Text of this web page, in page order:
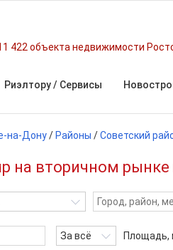
422 объекта недвижимости
Риэлтору / Сервисы
на-Дону/ Районы /Советский
на вторичном
За всё Площадь,